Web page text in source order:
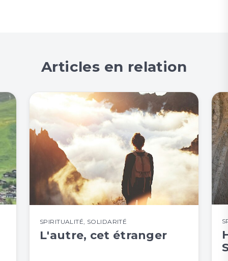
Articles en relation
SPIRITUALITÉ SOLIDARITÉ
L'autre, cet étranger